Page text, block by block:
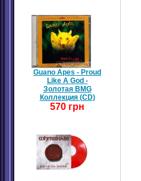
Guano Apes - Proud
Like A God -
Золотая BMG
Коллекция (CD)
570 грн